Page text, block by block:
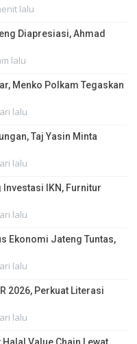
lalu
Diapresiasi, Ahmad
lalu
Menko Polkam Tegaskan
lalu
Taj Yasin Minta
lalu
IKN, Furnitur
lalu
Ekonomi Jateng Tuntas,
lalu
2026, Perkuat Literasi
lalu